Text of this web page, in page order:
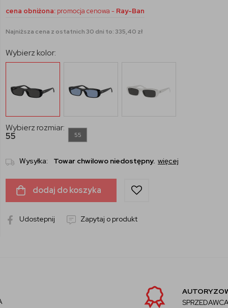
cena obniżona: promocja cenowa - Ray-Ban
Najniższa cena z ostatnich 30 dni to: 335,40 zł
Wybierz kolor:
Wybierz rozmiar:
55
55
Wysyłka: Towar chwilowo niedostępny. więcej
dodaj do koszyka
Udostepnij Zapytaj o produkt
AUTORYZOWANY
SPRZEDAWCA